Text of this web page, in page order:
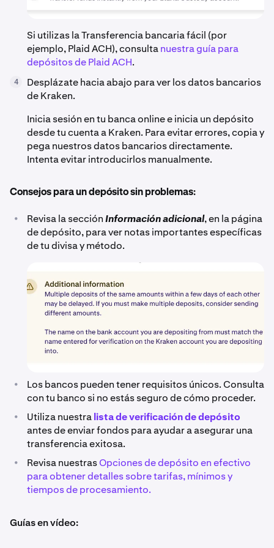
Si utilizas la Transferencia bancaria fácil (por
ejemplo, Plaid ACH), consultanuestra guía para
depósitos de Plaid ACH.
4
Desplázate hacia abajo para ver los datos bancarios
de Kraken.
Inicia sesión en tu banca online e inicia un depósito
desde tu cuenta a Kraken. Para evitar errores, copia y
pega nuestros datos bancarios directamente.
Intenta evitar introducirlos manualmente.
Consejos para un depósito sin problemas:
• Revisa la secciónInformación adicional, en la página
de depósito, para ver notas importantes específicas
de tu divisa y método.
•
Los bancos pueden tener requisitos únicos. Consulta
con tu banco si no estás seguro de cómo proceder.
• Utiliza nuestralista de verificación de depósito
antes de enviar fondos para ayudar a asegurar una
transferencia exitosa.
• Revisa nuestrasOpciones de depósito en efectivo
para obtener detalles sobre tarifas, mínimos y
tiempos de procesamiento.
Guías en vídeo: